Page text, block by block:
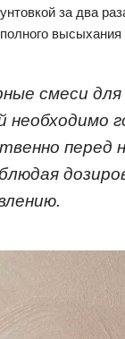
за два
высыхания
смеси для
необходимо
перед